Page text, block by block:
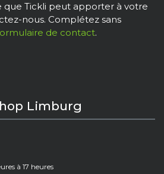
que Tickli peut apporter à votre
nous. Complétez sans
de contact.
Limburg
à 17 heures